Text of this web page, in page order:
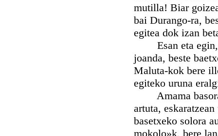
mutilla! Biar
bai Durango-ra,
egitea dok izan
Esan eta egin,
joanda, beste
Maluta-kok bere
egiteko uruna
Amama
artuta,
basetxeko solora
mokolo»k, bere